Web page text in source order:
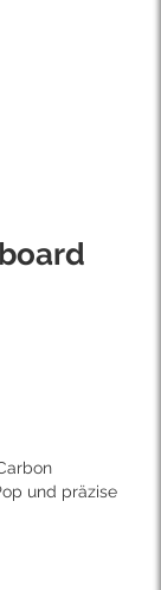
und präzise